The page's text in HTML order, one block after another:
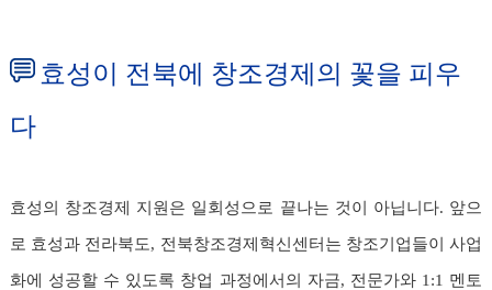
효성이 전북에 창조경제의 꽃을 피우
다
효성의 창조경제 지원은 일회성으로 끝나는 것이 아닙니다. 앞으
로 효성과 전라북도, 전북창조경제혁신센터는 창조기업들이 사업
화에 성공할 수 있도록 창업 과정에서의 자금, 전문가와 1:1 멘토